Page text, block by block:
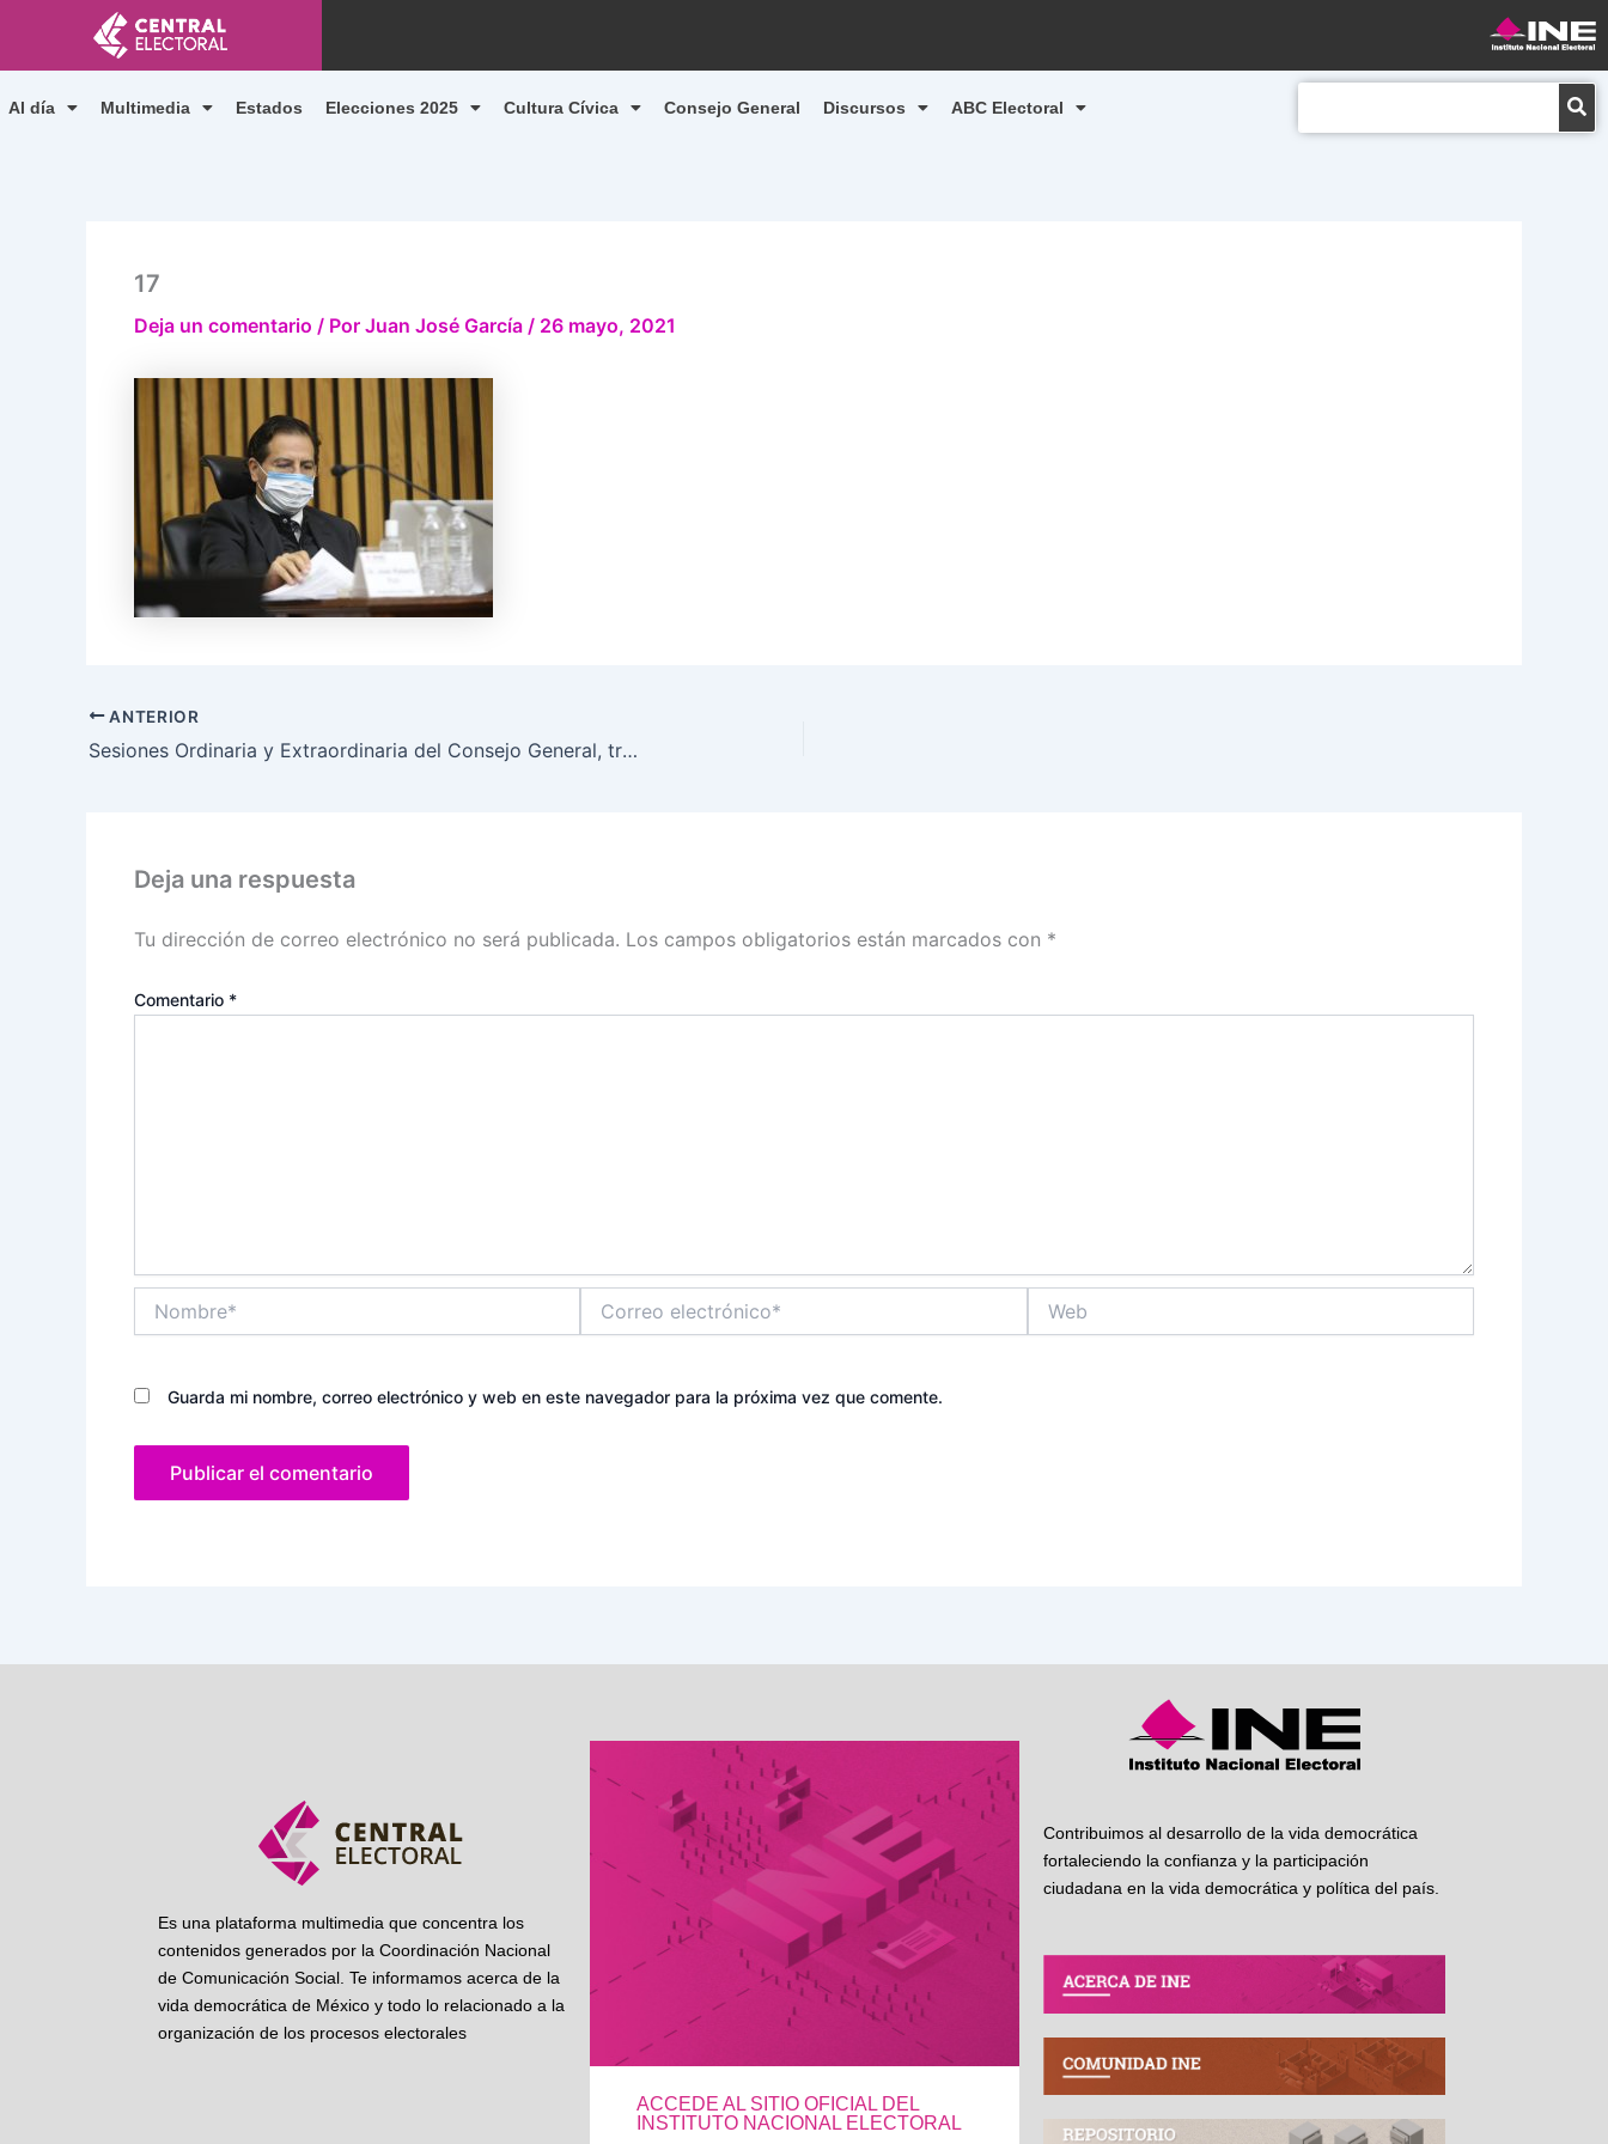
contenido
Al día Multimedia Estados Elecciones 2025 Cultura Cívica Consejo General Discursos ABC Electoral
17
Deja un comentario / Por Juan José García / 26 mayo, 2021
ANTERIOR
Sesiones Ordinaria y Extraordinaria del Consejo General, transmitida por la plataforma del INE, el día 26 de mayo de 2021
Deja una respuesta
Tu dirección de correo electrónico no será publicada. Los campos obligatorios están marcados con *
Comentario *
electrónico*
Guarda mi nombre, correo electrónico y web en este navegador para la próxima vez que comente.
Es una plataforma multimedia que concentra los
contenidos generados por la Coordinación Nacional
de Comunicación Social. Te informamos acerca de la
vida democrática de México y todo lo relacionado a la
organización de los procesos electorales
ACCEDE AL SITIO OFICIAL DEL
INSTITUTO NACIONAL ELECTORAL
Contribuimos al desarrollo de la vida democrática
fortaleciendo la confianza y la participación
ciudadana en la vida democrática y política del país.